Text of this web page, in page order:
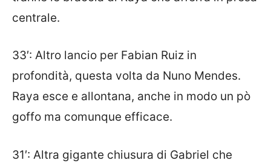
centrale.
33′: Altro lancio per Fabian Ruiz in
profondità, questa volta da Nuno Mendes.
Raya esce e allontana, anche in modo un pò
goffo ma comunque efficace.
31′: Altra gigante chiusura di Gabriel che